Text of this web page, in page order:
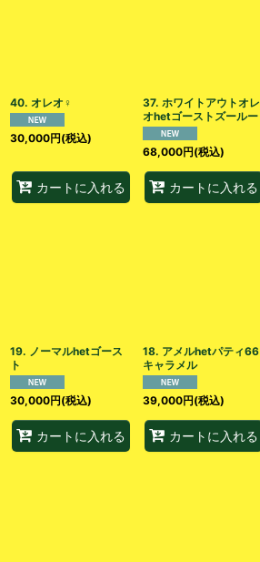
40. オレオ♀
30,000円(税込)
カートに入れる
37. ホワイトアウトオレ
オhetゴーストズールー
68,000円(税込)
カートに入れる
19. ノーマルhetゴース
ト
30,000円(税込)
カートに入れる
18. アメルhetパティ66
キャラメル
39,000円(税込)
カートに入れる